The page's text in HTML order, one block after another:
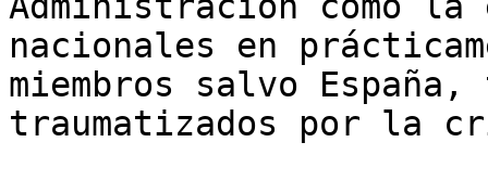
nacionales en
miembros salvo
traumatizados por la